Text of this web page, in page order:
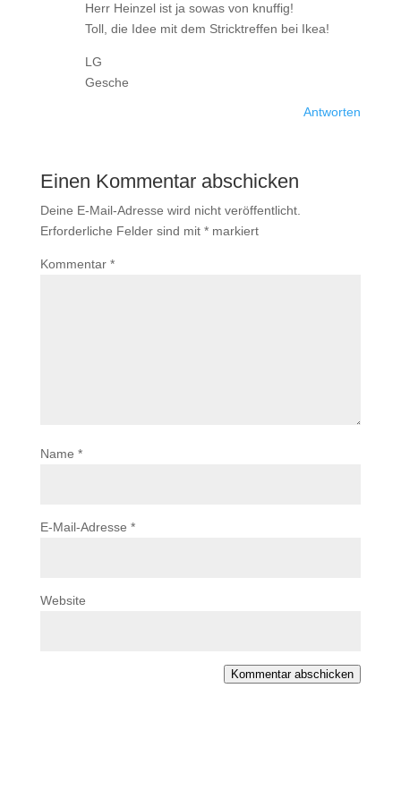
Herr Heinzel ist ja sowas von knuffig!
Toll, die Idee mit dem Stricktreffen bei Ikea!
LG
Gesche
Antworten
Einen Kommentar abschicken
Deine E-Mail-Adresse wird nicht veröffentlicht.
Erforderliche Felder sind mit *markiert
Kommentar *
Name *
E-Mail-Adresse *
Website
Kommentar abschicken